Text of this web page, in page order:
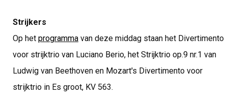
Strijkers
Op het programmavan deze middag staan het Divertimento
voor strijktrio van Luciano Berio, het Strijktrio op.9 nr.1 van
Ludwig van Beethoven en Mozart's Divertimento voor
strijktrio in Es groot, KV 563.